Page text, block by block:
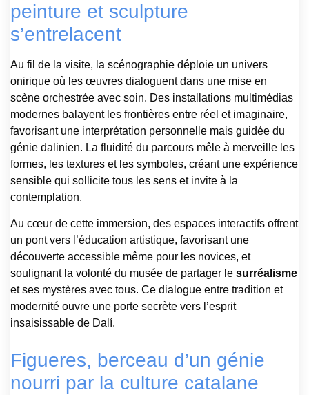
peinture et sculpture
s’entrelacent
Au fil de la visite, la scénographie déploie un univers
onirique où les œuvres dialoguent dans une mise en
scène orchestrée avec soin. Des installations multimédias
modernes balayent les frontières entre réel et imaginaire,
favorisant une interprétation personnelle mais guidée du
génie dalinien. La fluidité du parcours mêle à merveille les
formes, les textures et les symboles, créant une expérience
sensible qui sollicite tous les sens et invite à la
contemplation.
Au cœur de cette immersion, des espaces interactifs offrent
un pont vers l’éducation artistique, favorisant une
découverte accessible même pour les novices, et
soulignant la volonté du musée de partager le surréalisme
et ses mystères avec tous. Ce dialogue entre tradition et
modernité ouvre une porte secrète vers l’esprit
insaisissable de Dalí.
Figueres, berceau d’un génie
nourri par la culture catalane